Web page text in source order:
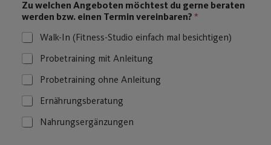
e
l
c
h
e
n
w
e
l
Zu welchen Angeboten möchtest du gerne beraten
werden bzw. einen Termin vereinbaren? *
Walk-In (Fitness-Studio einfach mal besichtigen)
Probetraining mit Anleitung
Probetraining ohne Anleitung
Ernährungsberatung
Nahrungsergänzungen